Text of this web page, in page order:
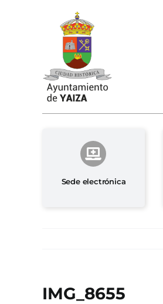
Sede electrónica
IMG_8655